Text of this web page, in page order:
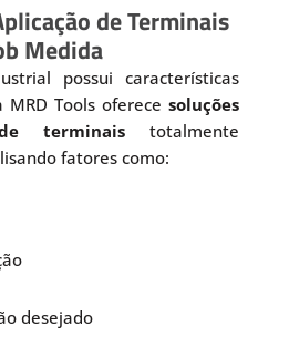
de Terminais
Medida
possui características
MRD Tools oferecesoluções
terminais totalmente
fatores como:
desejado